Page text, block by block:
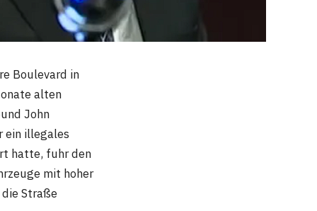
Boulevard in
alten
John
ein illegales
hatte, fuhr den
mit hoher
Straße